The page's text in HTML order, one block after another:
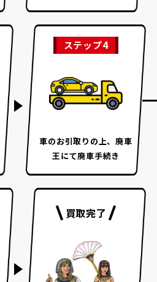
ステップ4
車のお引取りの上、廃車
王にて廃車手続き
買取完了